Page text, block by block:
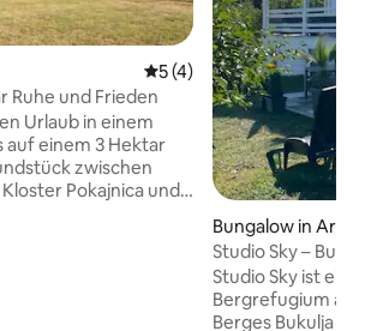
Durchschnittliche
5 (4)
Ruhe und Frieden
Urlaub in einem
auf einem 3 Hektar
zwischen
Pokajnica und
Bungalow in
Studio Sky –
Arandjelovac
Studio Sky ist ein
Bergrefugium an
Berges Bukulja in